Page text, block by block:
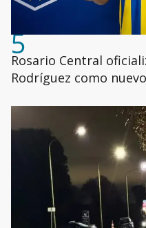
5
Rosario Central
Rodríguez como